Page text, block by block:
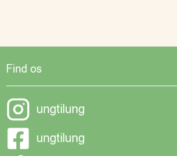
Find os
ungtilung
ungtilung